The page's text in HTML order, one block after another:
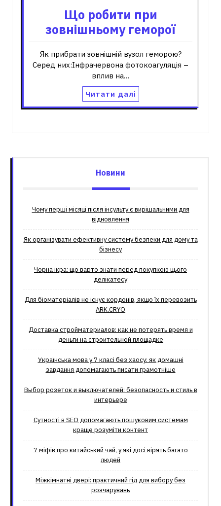
Що робити при
зовнішньому геморої
Як прибрати зовнішній вузол геморою?
Серед них:Інфрачервона фотокоагуляція –
вплив на…
Читати далі
Новини
Чому перші місяці після інсульту є вирішальними для
відновлення
Як організувати ефективну систему безпеки для дому та
бізнесу
Чорна ікра: що варто знати перед покупкою цього
делікатесу
Для біоматеріалів не існує кордонів, якщо їх перевозить
ARK.CRYO
Доставка стройматериалов: как не потерять время и
деньги на строительной площадке
Українська мова у 7 класі без хаосу: як домашні
завдання допомагають писати грамотніше
Выбор розеток и выключателей: безопасность и стиль в
интерьере
Сутності в SEO допомагають пошуковим системам
краще розуміти контент
7 міфів про китайський чай, у які досі вірять багато
людей
Міжкімнатні двері: практичний гід для вибору без
розчарувань